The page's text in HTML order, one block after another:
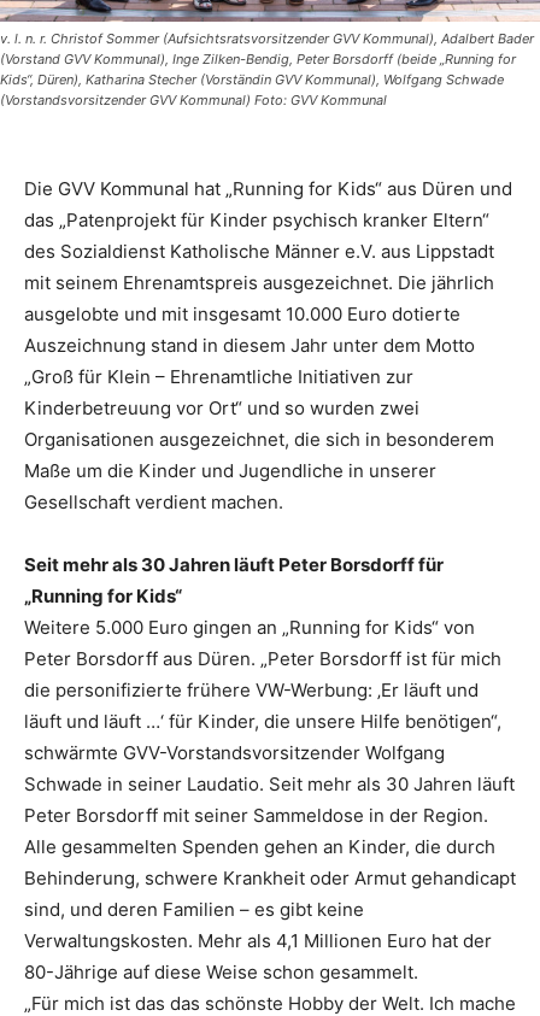
v. l. n. r. Christof Sommer (Aufsichtsratsvorsitzender GVV Kommunal), Adalbert Bader
(Vorstand GVV Kommunal), Inge Zilken-Bendig, Peter Borsdorff (beide „Running for
Kids“, Düren), Katharina Stecher (Vorständin GVV Kommunal), Wolfgang Schwade
(Vorstandsvorsitzender GVV Kommunal) Foto: GVV Kommunal
Die GVV Kommunal hat „Running for Kids“ aus Düren und
das „Patenprojekt für Kinder psychisch kranker Eltern“
des Sozialdienst Katholische Männer e.V. aus Lippstadt
mit seinem Ehrenamtspreis ausgezeichnet. Die jährlich
ausgelobte und mit insgesamt 10.000 Euro dotierte
Auszeichnung stand in diesem Jahr unter dem Motto
„Groß für Klein – Ehrenamtliche Initiativen zur
Kinderbetreuung vor Ort“ und so wurden zwei
Organisationen ausgezeichnet, die sich in besonderem
Maße um die Kinder und Jugendliche in unserer
Gesellschaft verdient machen.
Seit mehr als 30 Jahren läuft Peter Borsdorff für
„Running for Kids“
Weitere 5.000 Euro gingen an „Running for Kids“ von
Peter Borsdorff aus Düren. „Peter Borsdorff ist für mich
die personifizierte frühere VW-Werbung: ‚Er läuft und
läuft und läuft …‘ für Kinder, die unsere Hilfe benötigen“,
schwärmte GVV-Vorstandsvorsitzender Wolfgang
Schwade in seiner Laudatio. Seit mehr als 30 Jahren läuft
Peter Borsdorff mit seiner Sammeldose in der Region.
Alle gesammelten Spenden gehen an Kinder, die durch
Behinderung, schwere Krankheit oder Armut gehandicapt
sind, und deren Familien – es gibt keine
Verwaltungskosten. Mehr als 4,1 Millionen Euro hat der
80-Jährige auf diese Weise schon gesammelt.
„Für mich ist das das schönste Hobby der Welt. Ich mache